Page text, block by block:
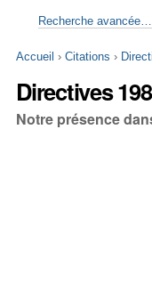
Recherche avancée…
Accueil ›Citations ›
Directives
Notre présence